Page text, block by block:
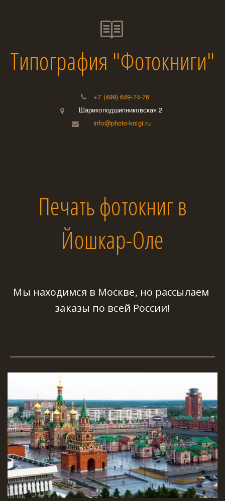
Типография "Фотокниги"
+7 (499) 649-74-76
Шарикоподшипниковская 2
info@photo-knigi.ru
Печать фотокниг в
Йошкар-Оле
Мы находимся в Москве, но рассылаем
заказы по всей России!